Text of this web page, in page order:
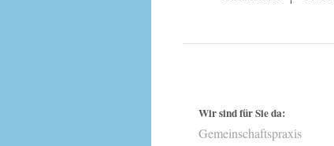
Wir sind für Sie da:
Gemeinschaftspraxis